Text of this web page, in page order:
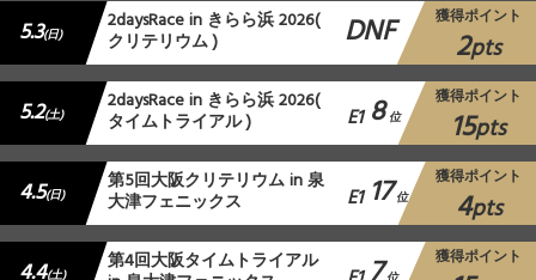
5.3(日) 2daysRace in きらら浜 2026(
クリテリウム ) DNF 獲得ポイント
2pts
5.2(土) 2daysRace in きらら浜 2026(
タイムトライアル ) E1 8 位
獲得ポイント
15pts
4.5(日) 第5回大阪クリテリウム in 泉
大津フェニックス E1 17 位
獲得ポイント
4pts
(土) 第4回大阪タイムトライアル 獲得ポイント